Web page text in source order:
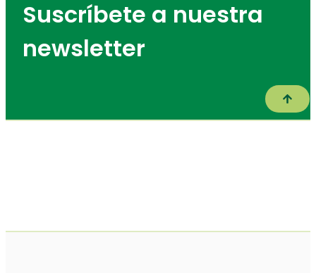
Suscríbete a nuestra
newsletter